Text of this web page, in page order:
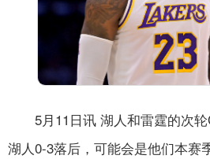
5月11日讯 湖人和雷霆的次
湖人0-3落后，可能会是他们本赛